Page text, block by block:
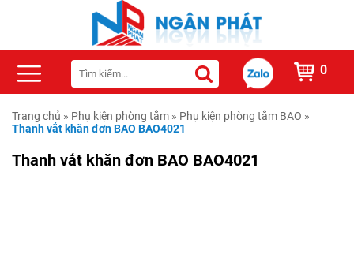
0
Trang chủ » Phụ kiện phòng tắm » Phụ kiện phòng tắm BAO »
Thanh vắt khăn đơn BAO BAO4021
Thanh vắt khăn đơn BAO BAO4021